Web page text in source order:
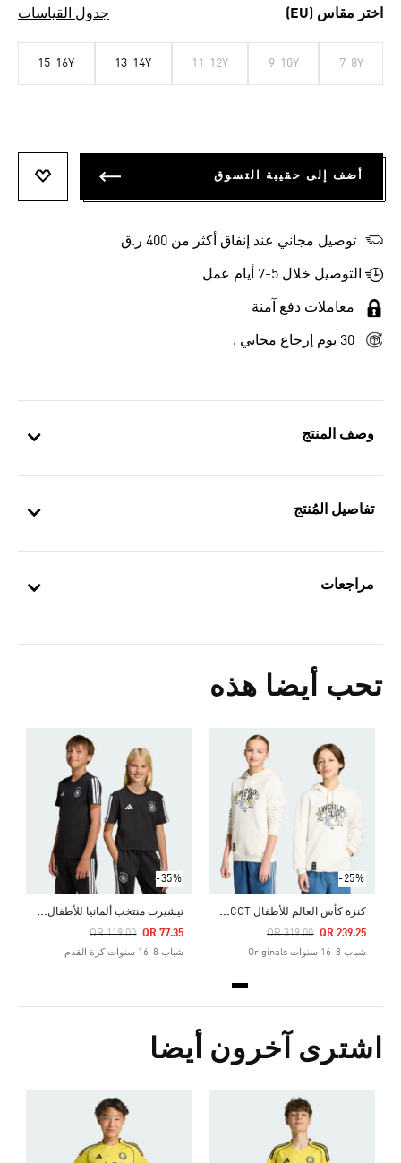
وصف المنتج
تفاصيل المُنتج
مراجعات
تحب أيضا هذه
-25%
ك
نزة كأس العالم للأطفال FIFA 26™ MASCOT
Price Reduced From
QR 319.00
To QR 239.25
شباب 8-16 سنوات Originals
-35%
ت
يشيرت منتخب ألمانيا للأطفال DNA
Price Reduced From
QR 119.00
To QR 77.35
شباب 8-16 سنوات كرة القدم
Price Reduced From
To
اشترى آخرون أيضا
اختر مقاس (EU) جدول القياسات
7-8Y
9-10Y
11-12Y
13-14Y
15-16Y
أضف إلى حقيبة التسوق
توصيل مجاني عند إنفاق أكثر من 400 ر.ق
التوصيل خلال 5-7 أيام عمل
معاملات دفع آمنة